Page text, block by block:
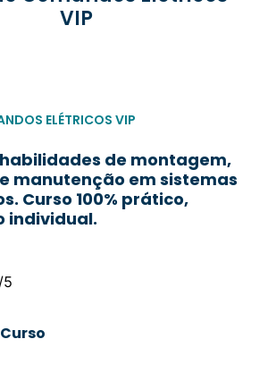
VIP
ELÉTRICOS VIP
de montagem,
manutenção em sistemas
Curso 100% prático,
individual.
5